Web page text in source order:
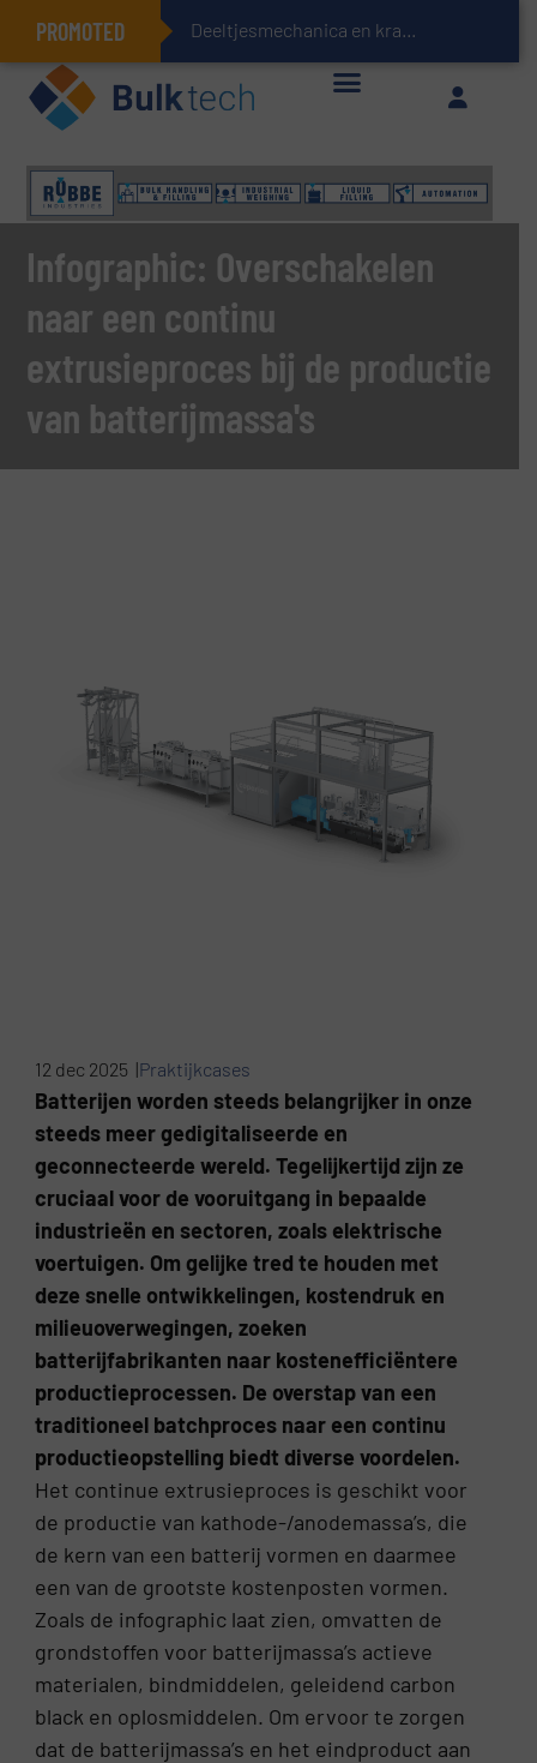
PROMOTED Deeltjesmechanica en krachtnetwerken in stortgoederen
Geïntegreerde doserings- en weegsystemen: Efficiëntie, kwaliteit en duurzaamheid in één oogopslag
Infographic: Overschakelen
naar een continu
extrusieproces bij de productie
van batterijmassa's
12 dec 2025 |Praktijkcases
Batterijen worden steeds belangrijker in onze
steeds meer gedigitaliseerde en
geconnecteerde wereld. Tegelijkertijd zijn ze
cruciaal voor de vooruitgang in bepaalde
industrieën en sectoren, zoals elektrische
voertuigen. Om gelijke tred te houden met
deze snelle ontwikkelingen, kostendruk en
milieuoverwegingen, zoeken
batterijfabrikanten naar kostenefficiëntere
productieprocessen. De overstap van een
traditioneel batchproces naar een continu
productieopstelling biedt diverse voordelen.
Het continue extrusieproces is geschikt voor
de productie van kathode-/anodemassa’s, die
de kern van een batterij vormen en daarmee
een van de grootste kostenposten vormen.
Zoals de infographic laat zien, omvatten de
grondstoffen voor batterijmassa’s actieve
materialen, bindmiddelen, geleidend carbon
black en oplosmiddelen. Om ervoor te zorgen
dat de batterijmassa’s en het eindproduct aan